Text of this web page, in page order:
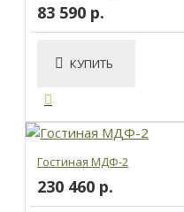
83 590 р.
КУПИТЬ
Гостиная МДФ-2
230 460 р.